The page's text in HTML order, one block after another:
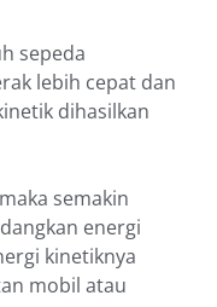
sepeda
lebih cepat dan
dihasilkan
semakin
energi
kinetiknya
mobil atau